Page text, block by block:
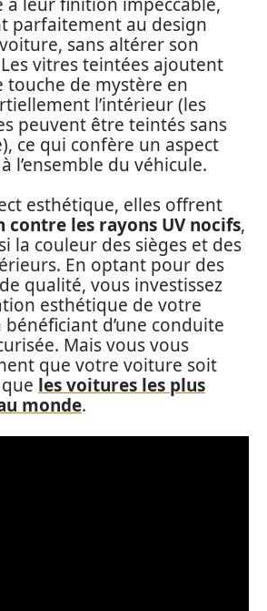
parfaitement au design
sans altérer son
vitres teintées ajoutent
touche de mystère en
l’intérieur (les
peuvent être teintés sans
ce qui confère un aspect
l’ensemble du véhicule.
esthétique, elles offrent
les rayons UV nocifs,
la couleur des sièges et des
En optant pour des
qualité, vous investissez
esthétique de votre
d’une conduite
Mais vous vous
que votre voiture soit
les voitures les plus
monde.